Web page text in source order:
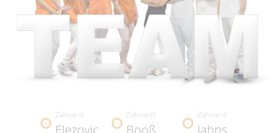
Zahnarzt Zahnarzt Zahnarzt